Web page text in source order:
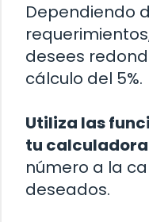
Dependiendo
desees
cálculo del 5%.
Utiliza las
tu calculadora
número a la
deseados.